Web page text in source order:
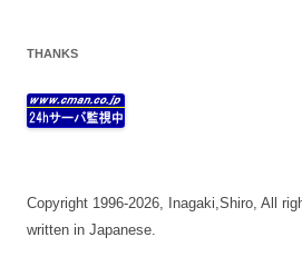
THANKS
Copyright 1996-2026, Inagaki,Shiro, All
written in Japanese.